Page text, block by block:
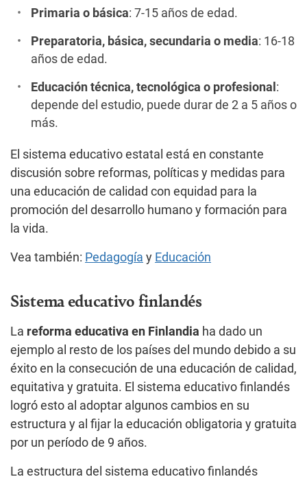
Primaria o básica: 7-15 años de edad.
Preparatoria, básica, secundaria o media: 16-18
años de edad.
Educación técnica, tecnológica o profesional :
depende del estudio, puede durar de 2 a 5 años o
más.
El sistema educativo estatal está en constante
discusión sobre reformas, políticas y medidas para
una educación de calidad con equidad para la
promoción del desarrollo humano y formación para
la vida.
Vea también: Pedagogía y Educación
Sistema educativo finlandés
La reforma educativa en Finlandia ha dado un
ejemplo al resto de los países del mundo debido a su
éxito en la consecución de una educación de calidad,
equitativa y gratuita. El sistema educativo finlandés
logró esto al adoptar algunos cambios en su
estructura y al fijar la educación obligatoria y gratuita
por un período de 9 años.
La estructura del sistema educativo finlandés